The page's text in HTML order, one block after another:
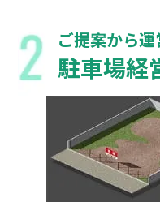
ご提案から
駐車場経